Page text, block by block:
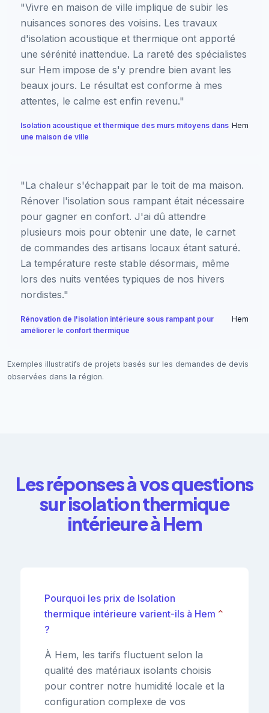
"Vivre en maison de ville implique de subir les
nuisances sonores des voisins. Les travaux
d'isolation acoustique et thermique ont apporté
une sérénité inattendue. La rareté des spécialistes
sur Hem impose de s'y prendre bien avant les
beaux jours. Le résultat est conforme à mes
attentes, le calme est enfin revenu."
Isolation acoustique et thermique des murs mitoyens dans
une maison de ville
Hem
"La chaleur s'échappait par le toit de ma maison.
Rénover l'isolation sous rampant était nécessaire
pour gagner en confort. J'ai dû attendre
plusieurs mois pour obtenir une date, le carnet
de commandes des artisans locaux étant saturé.
La température reste stable désormais, même
lors des nuits ventées typiques de nos hivers
nordistes."
Rénovation de l'isolation intérieure sous rampant pour
améliorer le confort thermique
Hem
Exemples illustratifs de projets basés sur les demandes de devis
observées dans la région.
Les réponses à vos questions
sur isolation thermique
intérieure à Hem
Pourquoi les prix de Isolation
thermique intérieure varient-ils à Hem
?
⌄
À Hem, les tarifs fluctuent selon la
qualité des matériaux isolants choisis
pour contrer notre humidité locale et la
configuration complexe de vos